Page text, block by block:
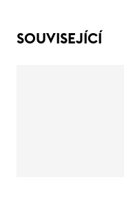
SOUVISEJÍCÍ